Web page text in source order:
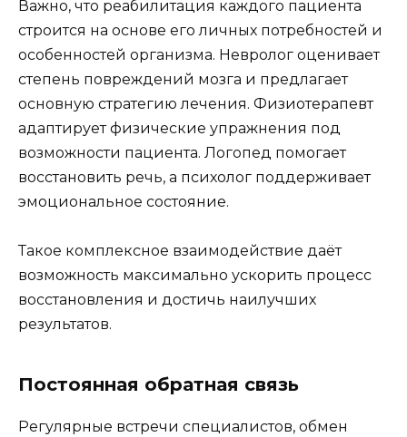
Важно, что реабилитация каждого пациента
строится на основе его личных потребностей и
особенностей организма. Невролог оценивает
степень повреждений мозга и предлагает
основную стратегию лечения. Физиотерапевт
адаптирует физические упражнения под
возможности пациента. Логопед помогает
восстановить речь, а психолог поддерживает
эмоциональное состояние.
Такое комплексное взаимодействие даёт
возможность максимально ускорить процесс
восстановления и достичь наилучших
результатов.
Постоянная обратная связь
Регулярные встречи специалистов, обмен